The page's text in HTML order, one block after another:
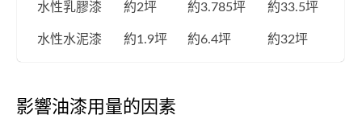
水性乳膠漆 約2坪 約3.785坪 約33.5坪
水性水泥漆 約1.9坪 約6.4坪 約32坪
影響油漆用量的因素